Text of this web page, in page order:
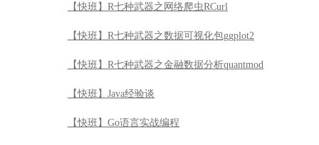
【快班】R七种武器之网络爬虫RCurl
【快班】R七种武器之数据可视化包ggplot2
【快班】R七种武器之金融数据分析quantmod
【快班】Java经验谈
【快班】Go语言实战编程